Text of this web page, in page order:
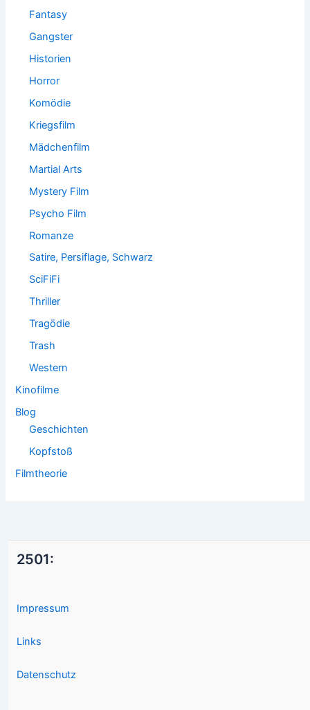
Fantasy
Gangster
Historien
Horror
Komödie
Kriegsfilm
Mädchenfilm
Martial Arts
Mystery Film
Psycho Film
Romanze
Satire, Persiflage, Schwarz
SciFiFi
Thriller
Tragödie
Trash
Western
Kinofilme
Blog
Geschichten
Kopfstoß
Filmtheorie
2501:
Impressum
Links
Datenschutz